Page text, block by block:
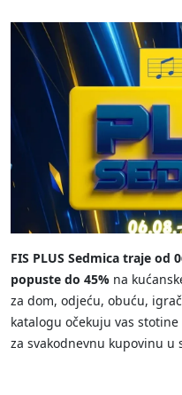
FIS PLUS Sedmica traje od
popuste do 45% na
za dom, odjeću, obuću,
katalogu očekuju vas
za svakodnevnu kupovinu u